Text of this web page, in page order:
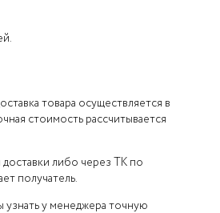
товара осуществляется в
стоимость рассчитывается
либо через ТК по
получатель.
узнать у менеджера точную